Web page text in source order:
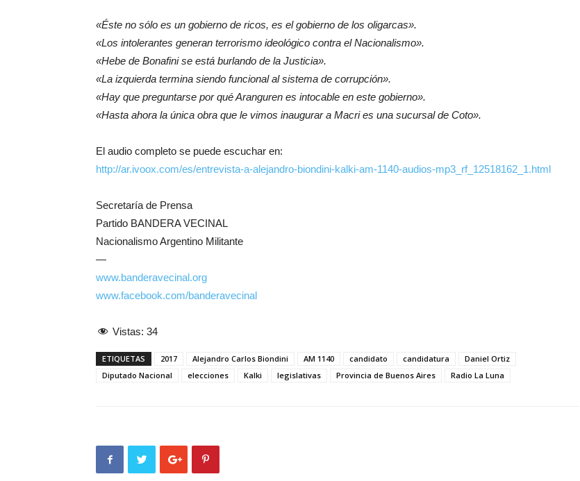
«Éste no sólo es un gobierno de ricos, es el gobierno de los oligarcas».
«Los intolerantes generan terrorismo ideológico contra el Nacionalismo».
«Hebe de Bonafini se está burlando de la Justicia».
«La izquierda termina siendo funcional al sistema de corrupción».
«Hay que preguntarse por qué Aranguren es intocable en este gobierno».
«Hasta ahora la única obra que le vimos inaugurar a Macri es una sucursal de Coto».
El audio completo se puede escuchar en:
http://ar.ivoox.com/es/entrevista-a-alejandro-biondini-kalki-am-1140-audios-mp3_rf_12518162_1.html
Secretaría de Prensa
Partido BANDERA VECINAL
Nacionalismo Argentino Militante
—
www.banderavecinal.org
www.facebook.com/banderavecinal
Vistas: 34
ETIQUETAS 2017 Alejandro Carlos Biondini AM 1140 candidato candidatura
Daniel Ortiz
Diputado Nacional
elecciones Kalki legislativas Provincia de Buenos Aires Radio La Luna